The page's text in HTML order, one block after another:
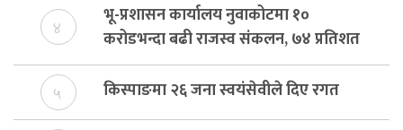
४
भू-प्रशासन कार्यालय नुवाकोटमा १०
करोडभन्दा बढी राजस्व संकलन, ७४ प्रतिशत
बेरुजु फर्छयौट
५ किस्पाङमा २६ जना स्वयंसेवीले दिए रगत